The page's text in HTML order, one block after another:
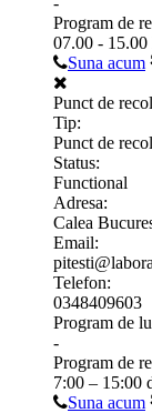
Program de
07.00 -
Suna acum
Punct de
Tip:
Punct de
Status:
Functional
Adresa:
Calea
Email:
Telefon:
0348409603
Program de
-
Program de
7:00 – 15:00
Suna acum